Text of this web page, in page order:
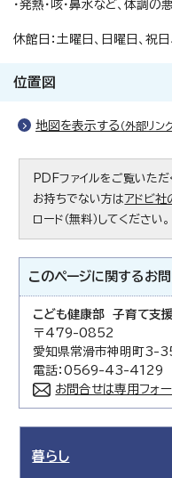
・発熱・咳・鼻水など、体調
休館日：土曜日、日曜日、祝
位置図
地図を表示する （外部リンク
PDFファイルをご覧いた
お持ちでない方はアドビ社
ロード（無料）してください。
このページに関する お
こども健康部 子育て支
〒479-0852
愛知県常滑市神明町3-35
電話：0569-43-4129
お問合せは専用フォ
暮らし